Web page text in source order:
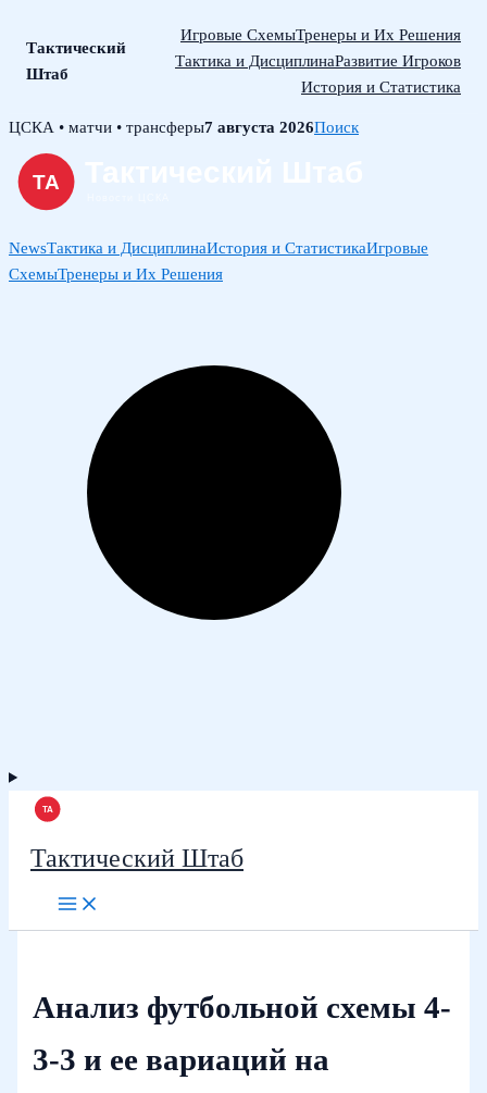
Тактический
Штаб
Игровые СхемыТренеры и Их Решения
Тактика и ДисциплинаРазвитие Игроков
История и Статистика
Skip
content
ЦСКА • матчи • трансферы7 августа 2026Поиск
NewsТактика и ДисциплинаИстория и СтатистикаИгровые
СхемыТренеры и Их Решения
Тактический Штаб
Анализ футбольной схемы 4-
3-3 и ее вариаций на